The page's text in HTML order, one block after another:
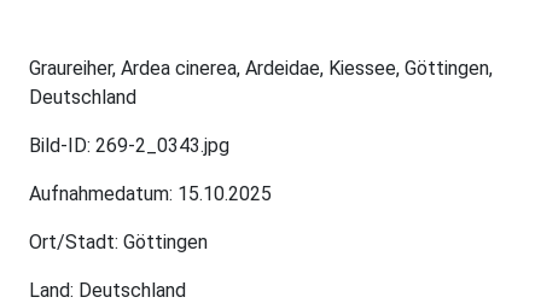
Graureiher, Ardea cinerea, Ardeidae, Kiessee, Göttingen,
Deutschland
Bild-ID: 269-2_0343.jpg
Aufnahmedatum: 15.10.2025
Ort/Stadt: Göttingen
Land: Deutschland